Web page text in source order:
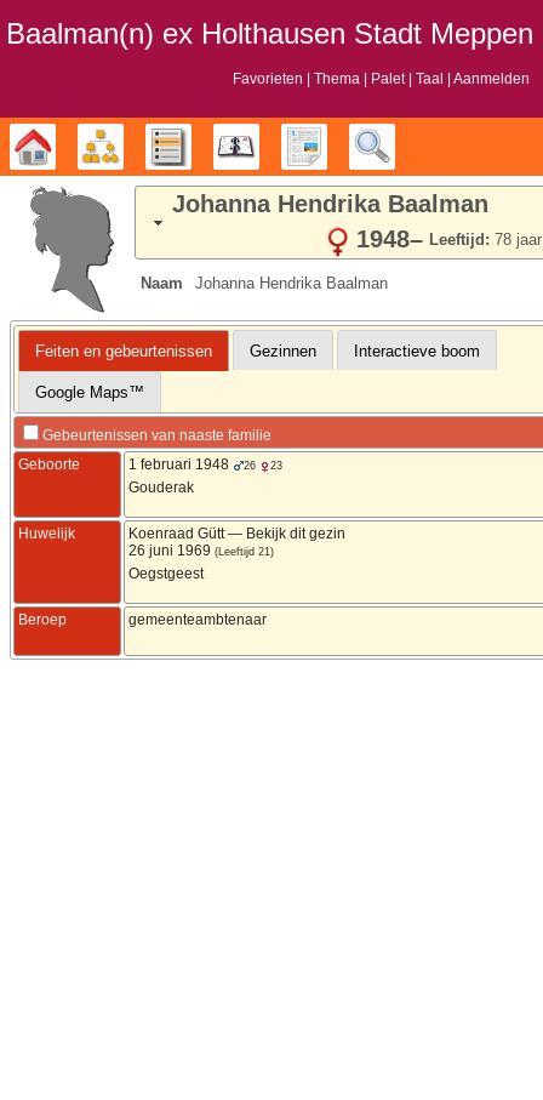
Baalman‎‎‎‎‎(n)‎‎‎‎‎ ex Holthausen Stadt Meppen
Favorieten Thema Palet Taal Aanmelden
Stamboom DiagrammenLijsten Kalender Rapporten
Johanna Hendrika Baalman
Leeftijd: 78 jaar
1948–
Naam Johanna Hendrika Baalman
Feiten en gebeurtenissen Gezinnen Interactieve boom
Google Maps™
Gebeurtenissen van naaste familie
Geboorte
1 februari 1948 26 23
Gouderak
Huwelijk Koenraad Gütt— Bekijk dit gezin
26 juni 1969 (Leeftijd 21)
Oegstgeest
Beroep gemeenteambtenaar